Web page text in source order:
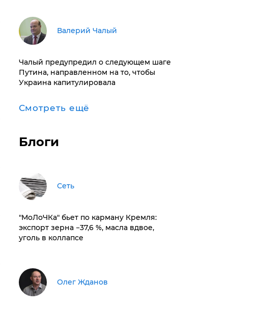
Валерий Чалый
Чалый предупредил о следующем шаге
Путина, направленном на то, чтобы
Украина капитулировала
Смотреть ещё
Блоги
Сеть
​"МоЛоЧКа" бьет по карману Кремля:
экспорт зерна −37,6 %, масла вдвое,
уголь в коллапсе
Олег Жданов